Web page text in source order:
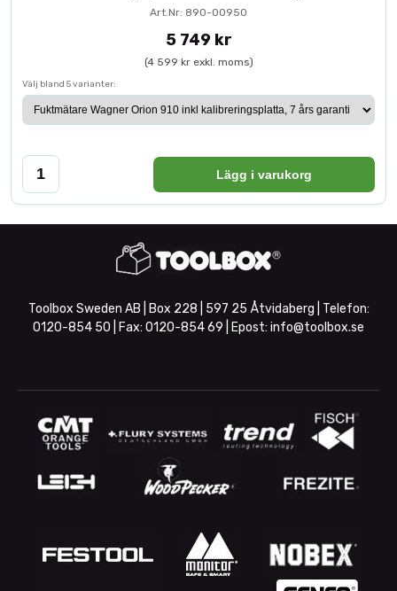
Art.Nr: 890-00950
5 749 kr
(4 599 kr exkl. moms)
Välj bland 5 varianter:
Lägg i varukorg
Toolbox Sweden AB | Box 228 | 597 25 Åtvidaberg | Telefon:
0120-854 50 | Fax: 0120-854 69 | Epost: info@toolbox.se